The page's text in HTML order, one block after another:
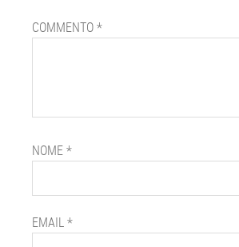
COMMENTO*
NOME*
EMAIL*